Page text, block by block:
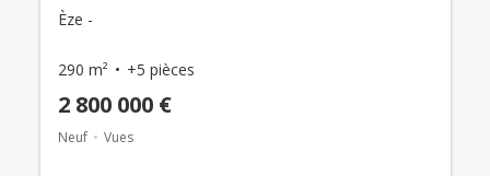
Èze -
290 m² +5 pièces
2 800 000 €
Neuf Vues